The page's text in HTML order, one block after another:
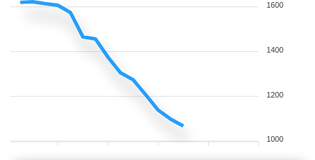
1600
1400
1200
1000